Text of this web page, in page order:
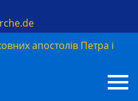
.de
апостолів Петра і